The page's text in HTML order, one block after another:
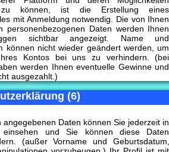
zu können, ist die Erstellung eines
mit Anmeldung notwendig. Die von Ihnen
personenbezogenen Daten werden Ihnen
sichtbar angezeigt. Name und
können nicht wieder geändert werden, um
Kontos bei uns zu verhindern. (bei
werden Ihnen eventuelle Gewinne und
ausgezahlt.)
(6)
angegebenen Daten können Sie jederzeit in
und Sie können diese Daten
(außer Vorname und Geburtsdatum,